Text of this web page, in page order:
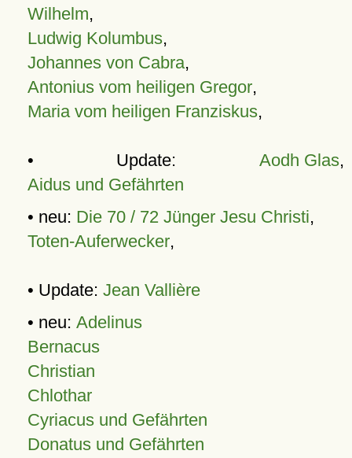
Wilhelm,
Ludwig Kolumbus,
Johannes von Cabra,
Antonius vom heiligen Gregor,
Maria vom heiligen Franziskus,
• Update: Aodh Glas,
Aidus und Gefährten
• neu: Die 70 / 72 Jünger Jesu Christi,
Toten-Auferwecker,
• Update: Jean Vallière
• neu: Adelinus
Bernacus
Christian
Chlothar
Cyriacus und Gefährten
Donatus und Gefährten